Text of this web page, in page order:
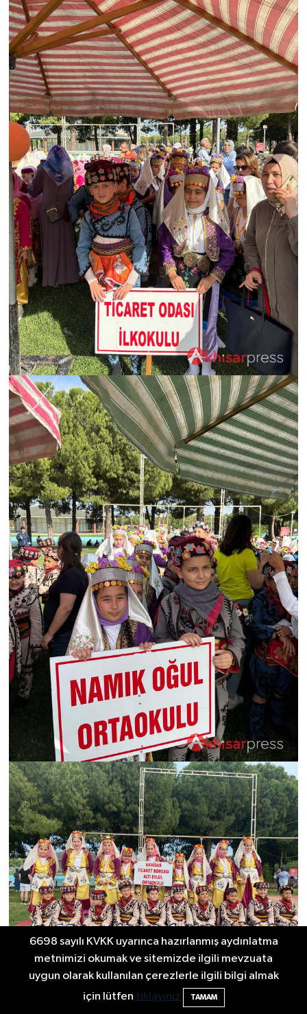
6698 sayılı KVKK uyarınca hazırlanmış aydınlatma
metnimizi okumak ve sitemizde ilgili mevzuata
uygun olarak kullanılan çerezlerle ilgili bilgi almak
için lütfen tıklayınız TAMAM